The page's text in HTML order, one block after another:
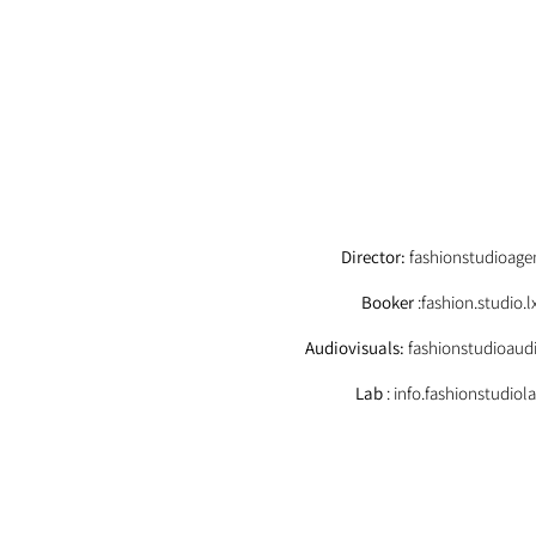
Director:
Booker
Audiovisuals:
Lab: